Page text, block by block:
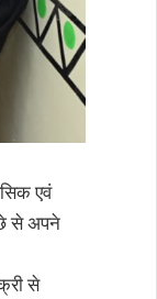
एवं
से अपने
से